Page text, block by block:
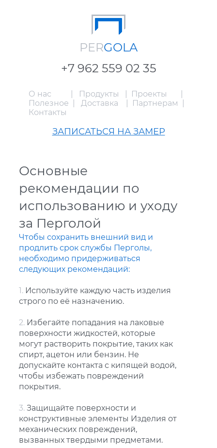
PERGOLA
+7 962 559 02 35
О нас Продукты Проекты
Полезное
Доставка Партнерам
Контакты
ЗАПИСАТЬСЯ НА ЗАМЕР
Основные
рекомендации по
использованию и уходу
за Перголой
Чтобы сохранить внешний вид и
продлить срок службы Перголы,
необходимо придерживаться
следующих рекомендаций:
1. Используйте каждую часть изделия
строго по её назначению.
2. Избегайте попадания на лаковые
поверхности жидкостей, которые
могут растворить покрытие, таких как
спирт, ацетон или бензин. Не
допускайте контакта с кипящей водой,
чтобы избежать повреждений
покрытия.
3. Защищайте поверхности и
конструктивные элементы Изделия от
механических повреждений,
вызванных твердыми предметами.